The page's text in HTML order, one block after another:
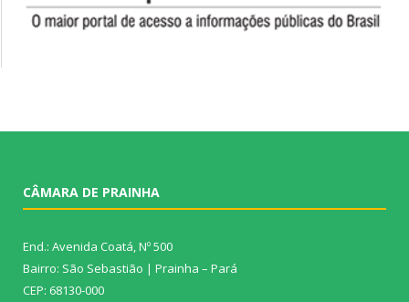
CÂMARA DE PRAINHA
End.: Avenida Coatá, Nº 500
Bairro: São Sebastião | Prainha – Pará
CEP: 68130-000